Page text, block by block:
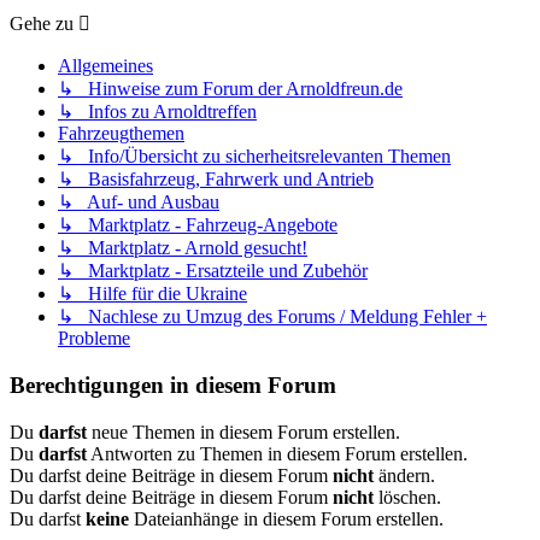
Gehe zu
Allgemeines
↳ Hinweise zum Forum der Arnoldfreun.de
↳ Infos zu Arnoldtreffen
Fahrzeugthemen
↳ Info/Übersicht zu sicherheitsrelevanten Themen
↳ Basisfahrzeug, Fahrwerk und Antrieb
↳ Auf- und Ausbau
↳ Marktplatz - Fahrzeug-Angebote
↳ Marktplatz - Arnold gesucht!
↳ Marktplatz - Ersatzteile und Zubehör
↳ Hilfe für die Ukraine
↳ Nachlese zu Umzug des Forums / Meldung Fehler +
Probleme
Berechtigungen in diesem Forum
Du darfst neue Themen in diesem Forum erstellen.
Du darfst Antworten zu Themen in diesem Forum erstellen.
Du darfst deine Beiträge in diesem Forum nicht ändern.
Du darfst deine Beiträge in diesem Forum nicht löschen.
Du darfst keine Dateianhänge in diesem Forum erstellen.